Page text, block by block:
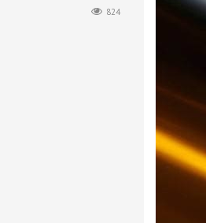
824